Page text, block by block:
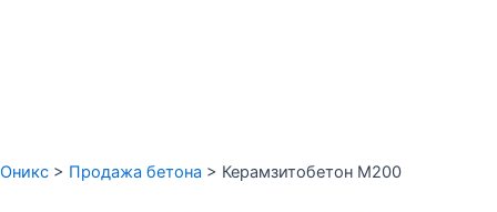
Оникс > Продажа бетона > Керамзитобетон М200